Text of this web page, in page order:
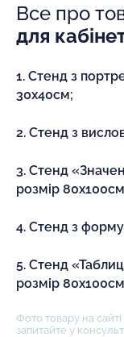
Все про
для
1. Стенд з
30х40см;
2. Стенд з
3. Стенд
розмір
4. Стенд з
5. Стенд
розмір
Фото товару на
запитайте у